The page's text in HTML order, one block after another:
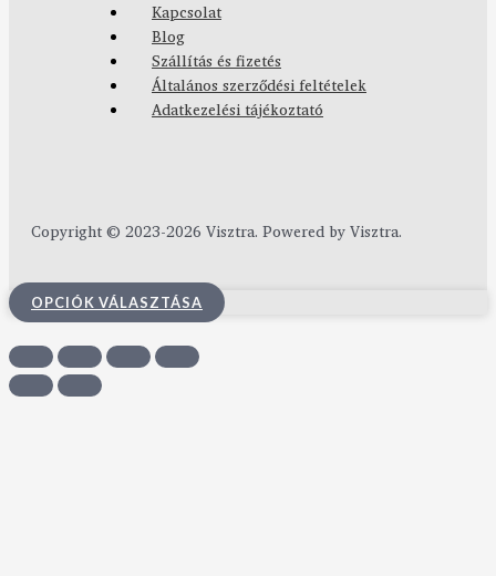
Kapcsolat
Blog
Szállítás és fizetés
Általános szerződési feltételek
Adatkezelési tájékoztató
Copyright © 2023-2026 Visztra. Powered by Visztra.
OPCIÓK VÁLASZTÁSA